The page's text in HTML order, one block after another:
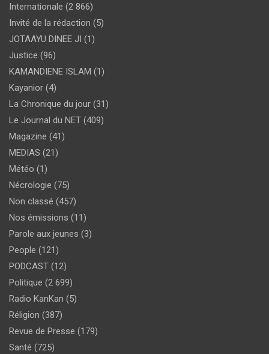
Internationale (2 866)
Invité de la rédaction (5)
JOTAAYU DINEE JI (1)
Justice (96)
KAMANDIENE ISLAM (1)
Kayanior (4)
La Chronique du jour (31)
Le Journal du NET (409)
Magazine (41)
MEDIAS (21)
Météo (1)
Nécrologie (75)
Non classé (457)
Nos émissions (11)
Parole aux jeunes (3)
People (121)
PODCAST (12)
Politique (2 699)
Radio KanKan (5)
Réligion (387)
Revue de Presse (179)
Santé (725)